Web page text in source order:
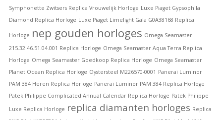
Symphonette Zwitsers Replica Vrouwelijk Horloge Luxe Piaget Gypsophila
Diamond Replica Horloge Luxe Piaget Limelight Gala G0A38168 Replica
Horloge nep gouden horloges Omega Seamaster
215.32.46.51.04.001 Replica Horloge Omega Seamaster Aqua Terra Replica
Horloge Omega Seamaster Goedkoop Replica Horloge Omega Seamaster
Planet Ocean Replica Horloge Oystersteel M226570-0001 Panerai Luminor
PAM 384 Heren Replica Horloge Panerai Luminor PAM 384 Replica Horloge
Patek Philippe Complicated Annual Calendar Replica Horloge Patek Philippe
Luxe Replica Horloge replica diamanten horloges Replica